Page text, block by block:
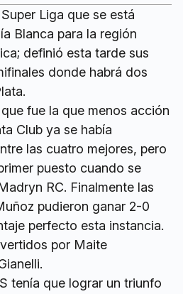
Liga que se está
Blanca para la región
definió esta tarde sus
donde habrá dos
fue la que menos acción
Club ya se había
las cuatro mejores, pero
puesto cuando se
RC. Finalmente las
pudieron ganar 2-0
perfecto esta instancia.
por Maite
tenía que lograr un triunfo